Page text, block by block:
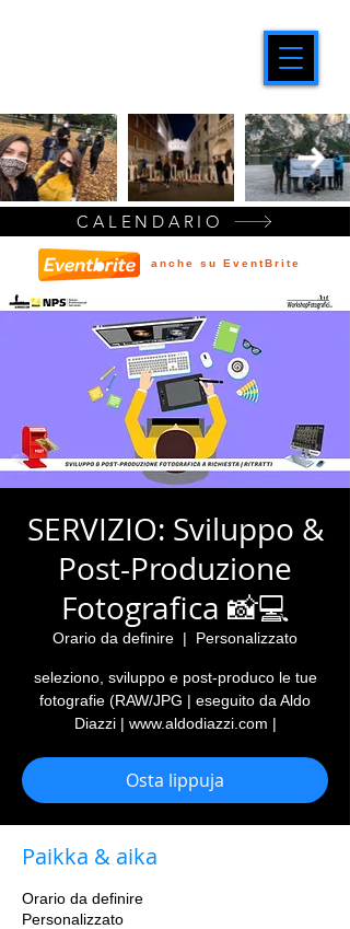
SERVIZIO: Sviluppo &
Post-Produzione
Fotografica 📸💻
Orario da definire
  |
Personalizzato
seleziono, sviluppo e post-produco le tue
fotografie (RAW/JPG | eseguito da Aldo
Diazzi | www.aldodiazzi.com |
Osta lippuja
Paikka & aika
Orario da definire
Personalizzato
CALENDARIO
anche su EventBrite